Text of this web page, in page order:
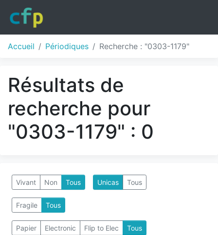
Accueil Périodiques Recherche : "0303-1179"
Résultats de
recherche pour
"0303-1179" : 0
Vivant Non Tous Unicas Tous
Fragile Tous
Papier Electronic Flip to Elec Tous